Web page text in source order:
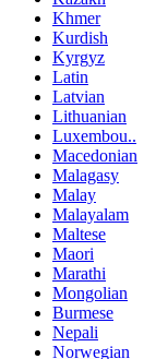
Khmer
Kurdish
Kyrgyz
Latin
Latvian
Lithuanian
Luxembou..
Macedonian
Malagasy
Malay
Malayalam
Maltese
Maori
Marathi
Mongolian
Burmese
Nepali
Norwegian